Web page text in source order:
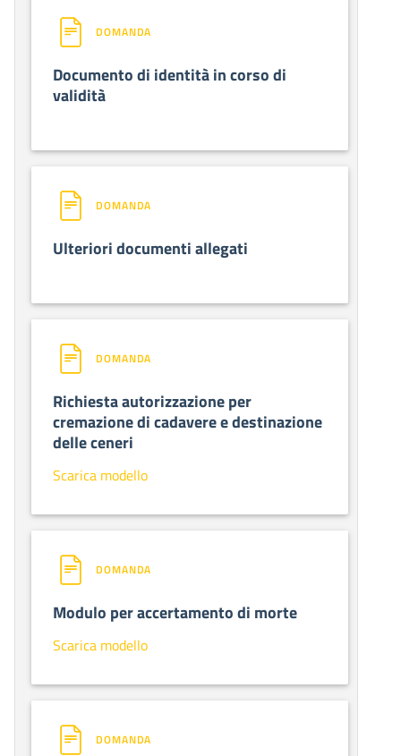
DOMANDA
Documento di identità in corso di
validità
DOMANDA
Ulteriori documenti allegati
DOMANDA
Richiesta autorizzazione per
cremazione di cadavere e destinazione
delle ceneri
Scarica modello
DOMANDA
Modulo per accertamento di morte
Scarica modello
DOMANDA